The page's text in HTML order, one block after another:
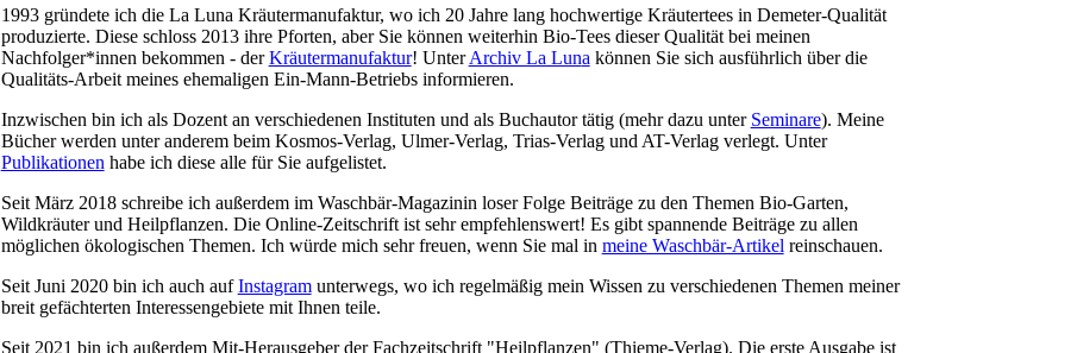
1993 gründete ich die La Luna Kräutermanufaktur, wo ich 20 Jahre lang hochwertige Kräutertees in Demeter-Qualität
produzierte. Diese schloss 2013 ihre Pforten, aber Sie können weiterhin Bio-Tees dieser Qualität bei meinen
Nachfolger*innen bekommen - derKräutermanufaktur! UnterArchiv La Luna können Sie sich ausführlich über die
Qualitäts-Arbeit meines ehemaligen Ein-Mann-Betriebs informieren.
Inzwischen bin ich als Dozent an verschiedenen Instituten und als Buchautor tätig (mehr dazu unter Seminare). Meine
Bücher werden unter anderem beim Kosmos-Verlag, Ulmer-Verlag, Trias-Verlag und AT-Verlag verlegt. Unter
Publikationen habe ich diese alle für Sie aufgelistet.
Seit März 2018 schreibe ich außerdem im Waschbär-Magazinin loser Folge Beiträge zu den Themen Bio-Garten,
Wildkräuter und Heilpflanzen. Die Online-Zeitschrift ist sehr empfehlenswert! Es gibt spannende Beiträge zu allen
möglichen ökologischen Themen. Ich würde mich sehr freuen, wenn Sie mal in meine Waschbär-Artikel reinschauen.
Seit Juni 2020 bin ich auch aufInstagramunterwegs, wo ich regelmäßig mein Wissen zu verschiedenen Themen meiner
breit gefächterten Interessengebiete mit Ihnen teile.
Seit 2021 bin ich außerdem Mit-Herausgeber der Fachzeitschrift "Heilpflanzen" (Thieme-Verlag). Die erste Ausgabe ist